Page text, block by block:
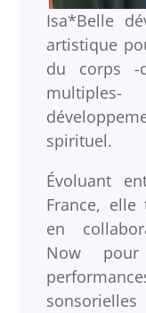
Isa*Belle
artistique
du corps -
spirituel.
Évoluant
France, elle
en
Now pour